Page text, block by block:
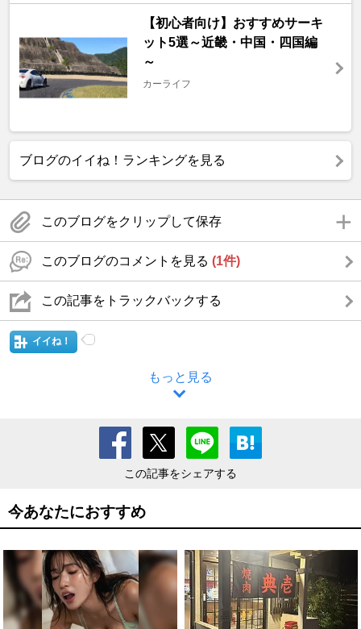
【初心者向け】おすすめサーキ
ット5選～近畿・中国・四国編
～
カーライフ
ブログのイイね！ランキングを見る
このブログをクリップして保存
このブログのコメントを見る (1件)
この記事をトラックバックする
イイね！
もっと見る
この記事をシェアする
今あなたにおすすめ